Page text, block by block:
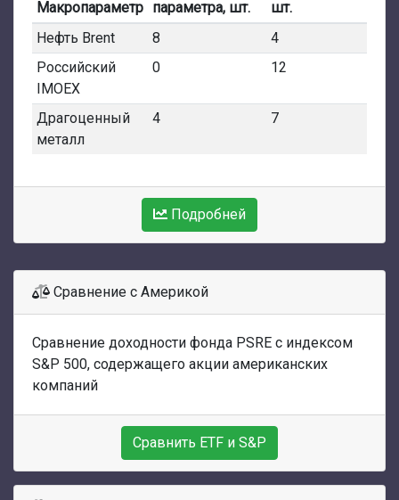
Макропараметр параметра, шт.
шт.
Нефть Brent
8
4
Российский
IMOEX
0 12
Драгоценный
металл
4 7
Подробней
Сравнение с Америкой
Сравнение доходности фонда PSRE с индексом
S&P 500, содержащего акции американских
компаний
Сравнить ETF и S&P